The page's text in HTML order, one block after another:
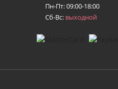
Пн-Пт: 09:00-18:00
Сб-Вс: выходной